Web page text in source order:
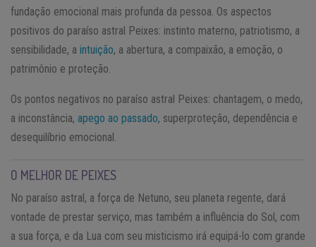
fundação emocional mais profunda da pessoa. Os aspectos
positivos do paraíso astral Peixes: instinto materno, patriotismo, a
sensibilidade, a intuição, a abertura, a compaixão, a emoção, o
patrimônio e proteção.
Os pontos negativos no paraíso astral Peixes: chantagem, o medo,
a inconstância, apego ao passado, superproteção, dependência e
desequilíbrio emocional.
O MELHOR DE PEIXES
No paraíso astral, a força de Netuno, seu planeta regente, dará
vontade de prestar serviço, mas também a influência do Sol, com
a sua força, e da Lua com seu misticismo irá equipá-lo com grande